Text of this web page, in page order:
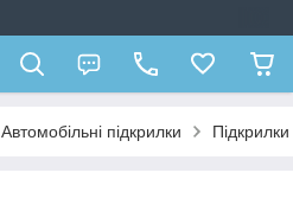
Автомобільні підкрилки